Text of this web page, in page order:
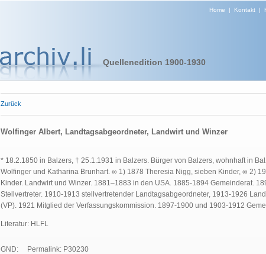
Home | Kontakt|
Quellenedition 1900-1930
Zurück
Wolfinger Albert, Landtagsabgeordneter, Landwirt und Winzer
* 18.2.1850 in Balzers, † 25.1.1931 in Balzers. Bürger von Balzers, wohnhaft in
Wolfinger und Katharina Brunhart. ∞ 1) 1878 Theresia Nigg, sieben Kinder, ∞ 2)
Kinder. Landwirt und Winzer. 1881–1883 in den USA. 1885-1894 Gemeinderat.
Stellvertreter. 1910-1913 stellvertretender Landtagsabgeordneter, 1913-1926
(VP). 1921 Mitglied der Verfassungskommission. 1897-1900 und 1903-1912
Literatur: HLFL
GND: Permalink: P30230